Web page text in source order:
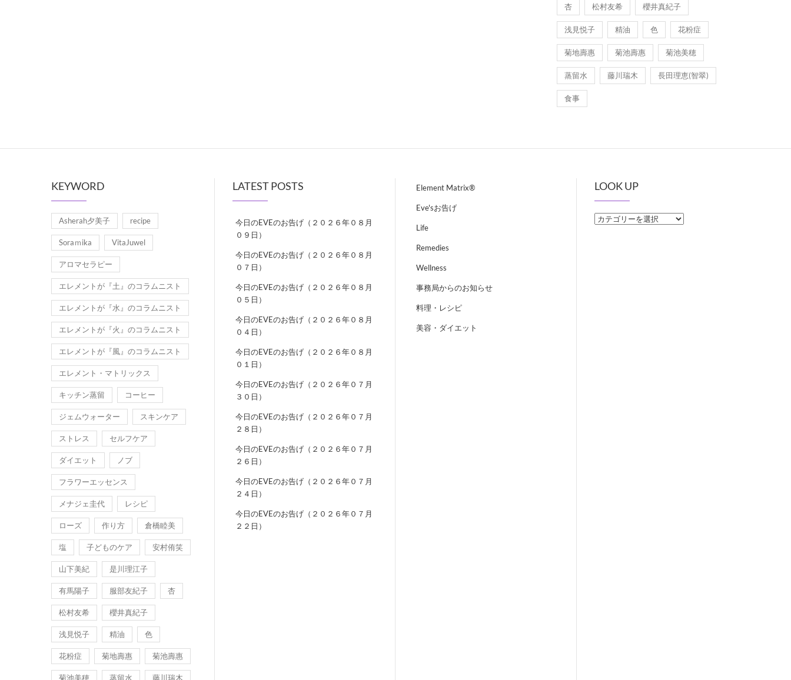
杏 松村友希 櫻井真紀子
浅見悦子 精油 色 花粉症
菊地壽惠 菊池壽惠 菊池美穂
蒸留水 藤川瑞木 長田理恵(智翠)
食事
KEYWORD
Asherah夕美子 recipe
Soraｍika VitaJuwel
アロマセラピー
エレメントが『土』のコラムニスト
エレメントが『水』のコラムニスト
エレメントが『火』のコラムニスト
エレメントが『風』のコラムニスト
エレメント・マトリックス
キッチン蒸留 コーヒー
ジェムウォーター スキンケア
ストレス セルフケア
ダイエット ノブ
フラワーエッセンス
メナジェ圭代 レシピ
ローズ 作り方 倉橋睦美
塩 子どものケア 安村侑笑
山下美紀 是川理江子
有馬陽子 服部友紀子 杏
松村友希 櫻井真紀子
浅見悦子 精油 色
花粉症 菊地壽惠 菊池壽惠
菊池美穂 蒸留水 藤川瑞木
LATEST POSTS
今日のEVEのお告げ（２０２６年０８月
０９日）
今日のEVEのお告げ（２０２６年０８月
０７日）
今日のEVEのお告げ（２０２６年０８月
０５日）
今日のEVEのお告げ（２０２６年０８月
０４日）
今日のEVEのお告げ（２０２６年０８月
０１日）
今日のEVEのお告げ（２０２６年０７月
３０日）
今日のEVEのお告げ（２０２６年０７月
２８日）
今日のEVEのお告げ（２０２６年０７月
２６日）
今日のEVEのお告げ（２０２６年０７月
２４日）
今日のEVEのお告げ（２０２６年０７月
２２日）
Element Matrix®
Eve'sお告げ
Life
Remedies
Wellness
事務局からのお知らせ
料理・レシピ
美容・ダイエット
LOOK UP
LOOK